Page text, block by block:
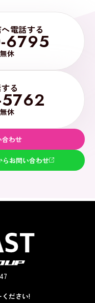
電話する
6795
休
る
休
わせ
らお問い合わせ
ださい!